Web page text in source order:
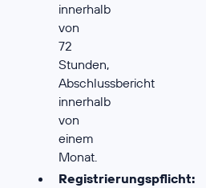
innerhalb
von
72
Stunden,
Abschlussbericht
innerhalb
von
einem
Monat.
Registrierungspflicht: